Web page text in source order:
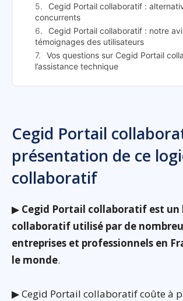
Cegid Portail collaboratif :
concurrents
Cegid Portail collaboratif : notre
témoignages des utilisateurs
Vos questions sur Cegid Portail
l’assistance technique
Cegid Portail
présentation de ce
collaboratif
▶ Cegid Portail collaboratif est un
collaboratif utilisé par de
entreprises et professionnels en
le monde.
▶ Cegid Portail collaboratif coûte à